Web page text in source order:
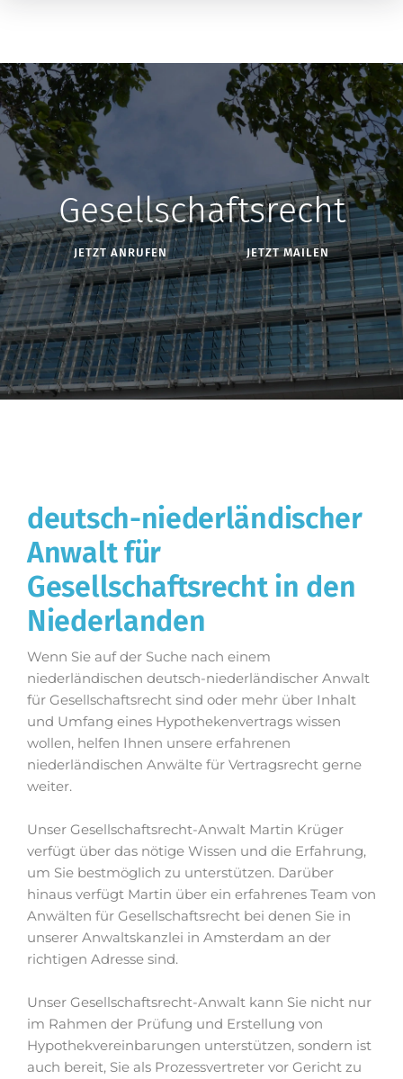
Gesellschaftsrecht
JETZT ANRUFEN JETZT MAILEN
deutsch-niederländischer
Anwalt für
Gesellschaftsrecht in den
Niederlanden
Wenn Sie auf der Suche nach einem
niederländischen deutsch-niederländischer Anwalt
für Gesellschaftsrecht sind oder mehr über Inhalt
und Umfang eines Hypothekenvertrags wissen
wollen, helfen Ihnen unsere erfahrenen
niederländischen Anwälte für Vertragsrecht gerne
weiter.
Unser Gesellschaftsrecht-Anwalt Martin Krüger
verfügt über das nötige Wissen und die Erfahrung,
um Sie bestmöglich zu unterstützen. Darüber
hinaus verfügt Martin über ein erfahrenes Team von
Anwälten für Gesellschaftsrecht bei denen Sie in
unserer Anwaltskanzlei in Amsterdam an der
richtigen Adresse sind.
Unser Gesellschaftsrecht-Anwalt kann Sie nicht nur
im Rahmen der Prüfung und Erstellung von
Hypothekvereinbarungen unterstützen, sondern ist
auch bereit, Sie als Prozessvertreter vor Gericht zu